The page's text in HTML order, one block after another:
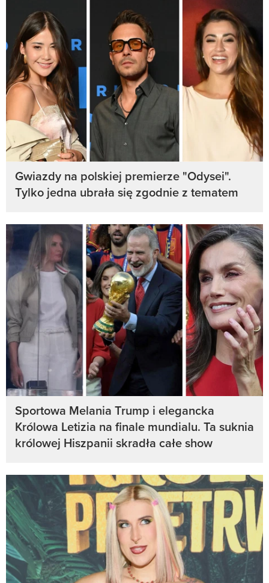
Gwiazdy na polskiej premierze "Odysei".
Tylko jedna ubrała się zgodnie z tematem
Sportowa Melania Trump i elegancka
Królowa Letizia na finale mundialu. Ta suknia
królowej Hiszpanii skradła całe show